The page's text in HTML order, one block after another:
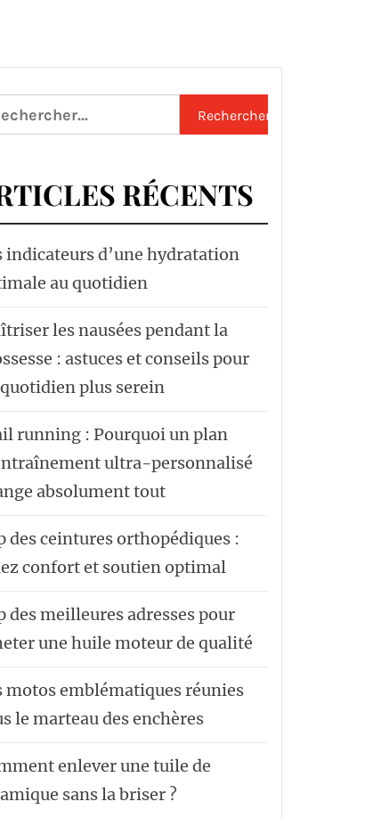
:
RÉCENTS
indicateurs d’une hydratation
au quotidien
les nausées pendant la
: astuces et conseils pour
plus serein
running : Pourquoi un plan
ultra-personnalisé
absolument tout
des ceintures orthopédiques :
confort et soutien optimal
des meilleures adresses pour
une huile moteur de qualité
motos emblématiques réunies
le marteau des enchères
enlever une tuile de
sans la briser ?